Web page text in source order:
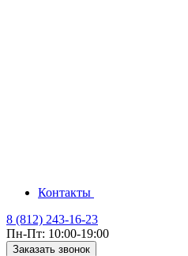
Контакты
8 (812) 243-16-23
Пн-Пт: 10:00-19:00
Заказать звонок